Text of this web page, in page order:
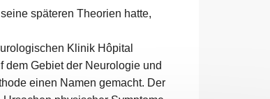
späteren Theorien hatte,
Klinik Hôpital
dem Gebiet der Neurologie und
einen Namen gemacht. Der